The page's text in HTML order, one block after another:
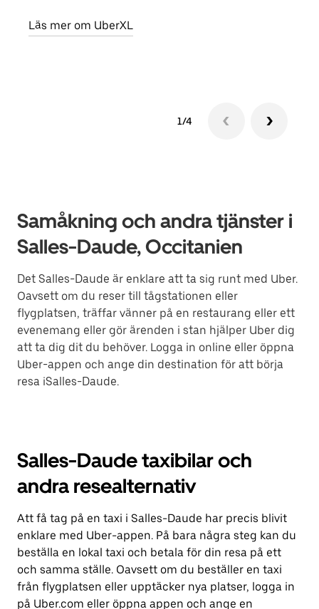
Läs mer om UberXL
1/4
Samåkning och andra tjänster i
Salles-Daude, Occitanien
Det Salles-Daude är enklare att ta sig runt med Uber.
Oavsett om du reser till tågstationen eller
flygplatsen, träffar vänner på en restaurang eller ett
evenemang eller gör ärenden i stan hjälper Uber dig
att ta dig dit du behöver. Logga in online eller öppna
Uber-appen och ange din destination för att börja
resa iSalles-Daude.
Salles-Daude taxibilar och
andra resealternativ
Att få tag på en taxi i Salles-Daude har precis blivit
enklare med Uber-appen. På bara några steg kan du
beställa en lokal taxi och betala för din resa på ett
och samma ställe. Oavsett om du beställer en taxi
från flygplatsen eller upptäcker nya platser, logga in
på Uber.com eller öppna appen och ange en